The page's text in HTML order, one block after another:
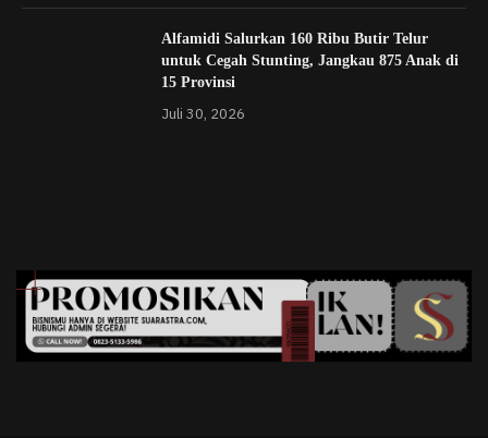
Alfamidi Salurkan 160 Ribu Butir Telur
untuk Cegah Stunting, Jangkau 875 Anak di
15 Provinsi
Juli 30, 2026